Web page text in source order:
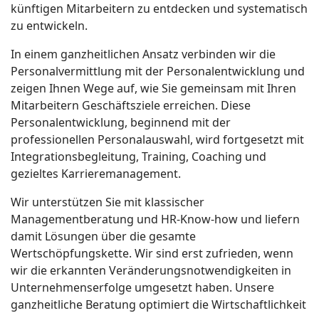
künftigen Mitarbeitern zu entdecken und systematisch
zu entwickeln.
In einem ganzheitlichen Ansatz verbinden wir die
Personalvermittlung mit der Personalentwicklung und
zeigen Ihnen Wege auf, wie Sie gemeinsam mit Ihren
Mitarbeitern Geschäftsziele erreichen. Diese
Personalentwicklung, beginnend mit der
professionellen Personalauswahl, wird fortgesetzt mit
Integrationsbegleitung, Training, Coaching und
gezieltes Karrieremanagement.
Wir unterstützen Sie mit klassischer
Managementberatung und HR-Know-how und liefern
damit Lösungen über die gesamte
Wertschöpfungskette. Wir sind erst zufrieden, wenn
wir die erkannten Veränderungsnotwendigkeiten in
Unternehmenserfolge umgesetzt haben. Unsere
ganzheitliche Beratung optimiert die Wirtschaftlichkeit